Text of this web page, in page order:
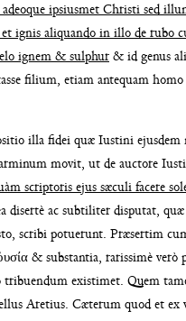
ipsiusmet Christi sed
ignis aliquando in illo de rubo
ignem & sulphur & id genus
filium, etiam antequam homo
illa fidei quæ Iustini ejusdem
movit, ut de auctore
scriptoris ejus sæculi facere
disertè ac subtiliter disputat, quæ
scribi potuerunt. Præsertim
& substantia, rarissimè verò
tribuendum existimet. Quem
Aretius. Cæterum quod et ex